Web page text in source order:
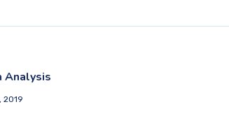
Analysis
2019